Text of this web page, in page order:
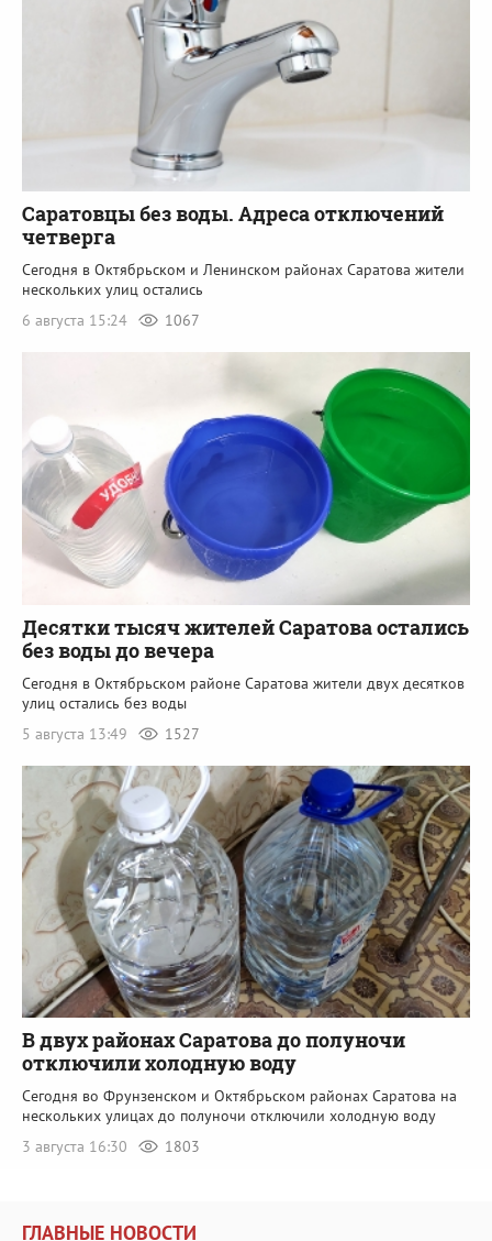
Саратовцы без воды. Адреса отключений
четверга
Сегодня в Октябрьском и Ленинском районах Саратова жители
нескольких улиц остались
6 августа 15:24
1067
Десятки тысяч жителей Саратова остались
без воды до вечера
Сегодня в Октябрьском районе Саратова жители двух десятков
улиц остались без воды
5 августа 13:49
1527
В двух районах Саратова до полуночи
отключили холодную воду
Сегодня во Фрунзенском и Октябрьском районах Саратова на
нескольких улицах до полуночи отключили холодную воду
3 августа 16:30
1803
ГЛАВНЫЕ НОВОСТИ